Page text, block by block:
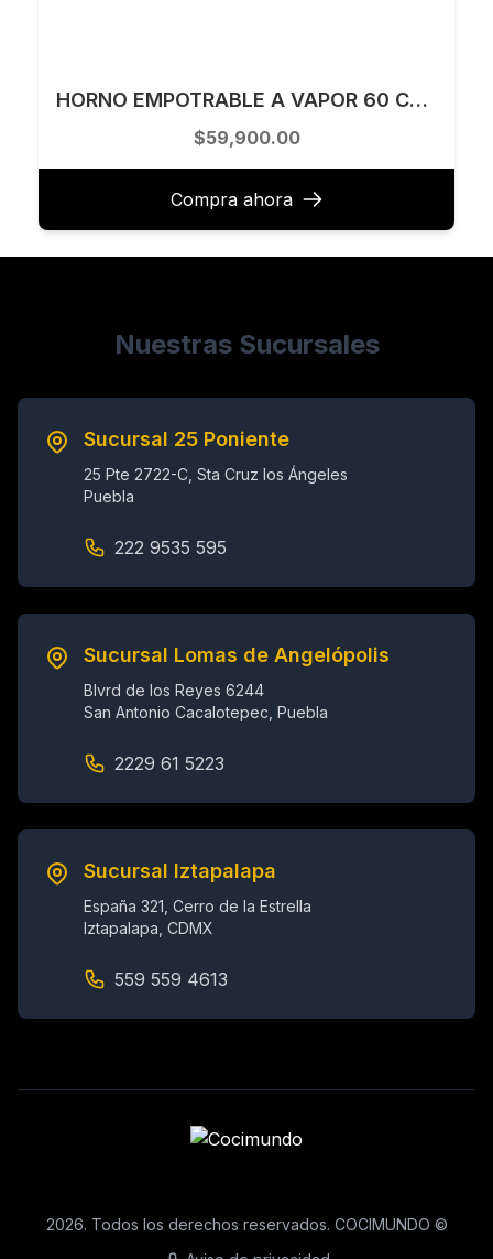
HORNO EMPOTRABLE A VAPOR 60 CM SEMG MODELO SO4604S4PNR
$59,900.00
Compra ahora
Nuestras Sucursales
Sucursal 25 Poniente
25 Pte 2722-C, Sta Cruz los Ángeles
Puebla
222 9535 595
Sucursal Lomas de Angelópolis
Blvrd de los Reyes 6244
San Antonio Cacalotepec, Puebla
2229 61 5223
Sucursal Iztapalapa
España 321, Cerro de la Estrella
Iztapalapa, CDMX
559 559 4613
2026. Todos los derechos reservados. COCIMUNDO ©